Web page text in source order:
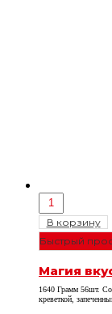
В корзину
Быстрый
Магия
1640 Грамм 56шт.
креветкой,